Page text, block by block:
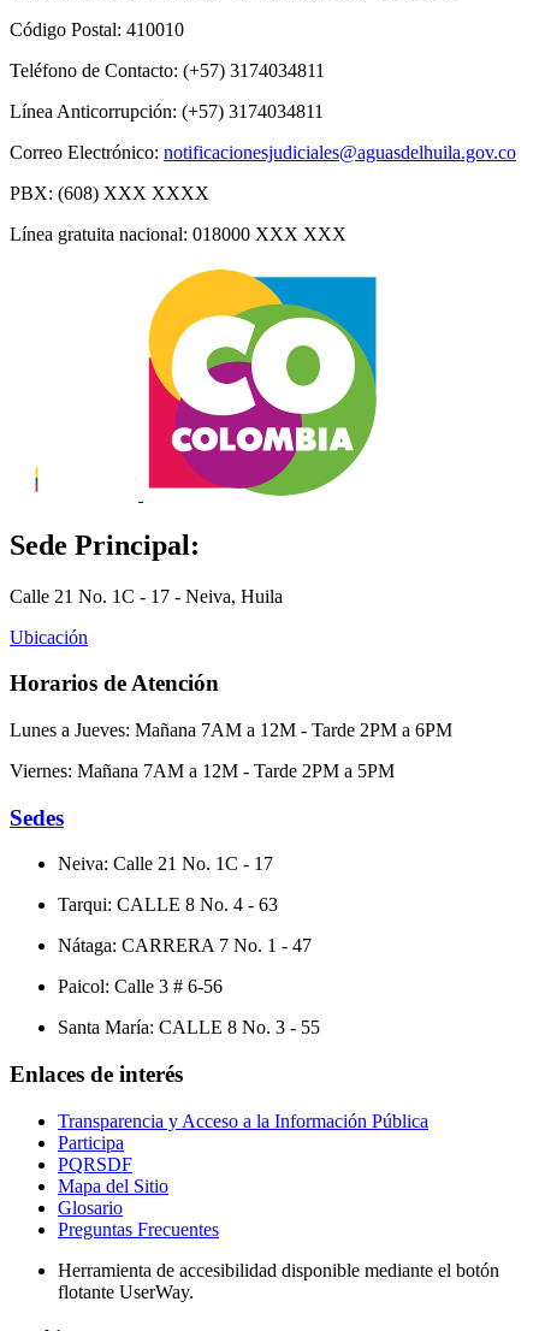
Código Postal: 410010
Teléfono de Contacto: (+57) 3174034811
Línea Anticorrupción: (+57) 3174034811
Correo Electrónico: notificacionesjudiciales@aguasdelhuila.gov.co
PBX: (608) XXX XXXX
Línea gratuita nacional: 018000 XXX XXX
Sede Principal:
Calle 21 No. 1C - 17 - Neiva, Huila
Ubicación
Horarios de Atención
Lunes a Jueves: Mañana 7AM a 12M - Tarde 2PM a 6PM
Viernes: Mañana 7AM a 12M - Tarde 2PM a 5PM
Sedes
Neiva: Calle 21 No. 1C - 17
Tarqui: CALLE 8 No. 4 - 63
Nátaga: CARRERA 7 No. 1 - 47
Paicol: Calle 3 # 6-56
Santa María: CALLE 8 No. 3 - 55
Enlaces de interés
Transparencia y Acceso a la Información Pública
Participa
PQRSDF
Mapa del Sitio
Glosario
Preguntas Frecuentes
Herramienta de accesibilidad disponible mediante el botón
flotante UserWay.